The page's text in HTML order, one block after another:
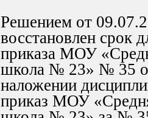
Решением от
восстановлен срок
приказа МОУ
школа № 23» № 35
наложении
приказ МОУ